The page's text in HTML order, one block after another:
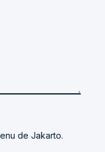
de Jakarto.